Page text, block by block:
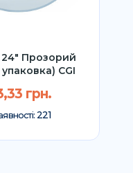
24" Прозорий
CGI
грн.
221